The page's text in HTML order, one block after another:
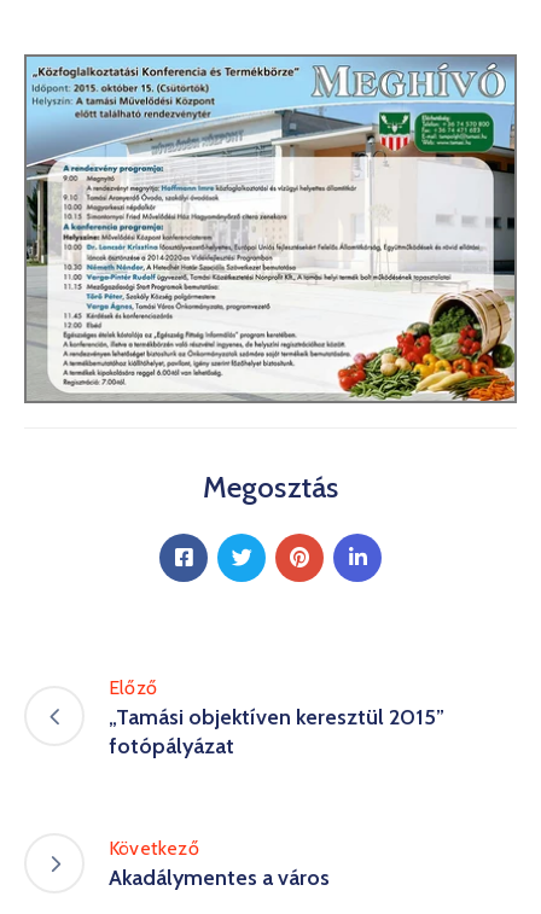
Keresés
Megosztás
Előző
„Tamási objektíven keresztül 2015”
fotópályázat
Következő
Akadálymentes a város